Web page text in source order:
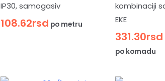
IP30, samogasiv
108.62rsd po metru
kombinaciji
EKE
331.30rsd
po komadu